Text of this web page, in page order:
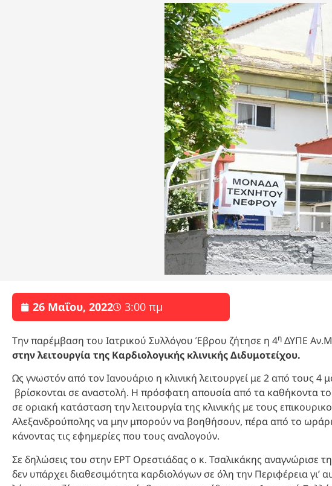
26 Μαΐου, 2022 3:00 πμ
Την παρέμβαση του Ιατρικού Συλλόγου Έβρου ζήτησε η 4η ΔΥΠΕ
στην λειτουργία της Καρδιολογικής κλινικής Διδυμοτείχου.
Ως γνωστόν από τον Ιανουάριο η κλινική λειτουργεί με 2 από τους 4
βρίσκονται σε αναστολή. Η πρόσφατη απουσία από τα καθήκοντα
σε οριακή κατάσταση την λειτουργία της κλινικής με τους
Αλεξανδρούπολης να μην μπορούν να βοηθήσουν, πέρα από το
κάνοντας τις εφημερίες που τους αναλογούν.
Σε δηλώσεις του στην ΕΡΤ Ορεστιάδας ο κ. Τσαλικάκης αναγνώρισε
δεν υπάρχει διαθεσιμότητα καρδιολόγων σε όλη την Περιφέρεια